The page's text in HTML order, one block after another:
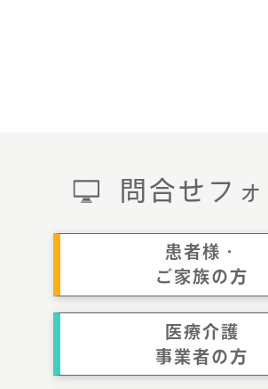
問合せフ
患者様・
ご家族の方
医療介護
事業者の方